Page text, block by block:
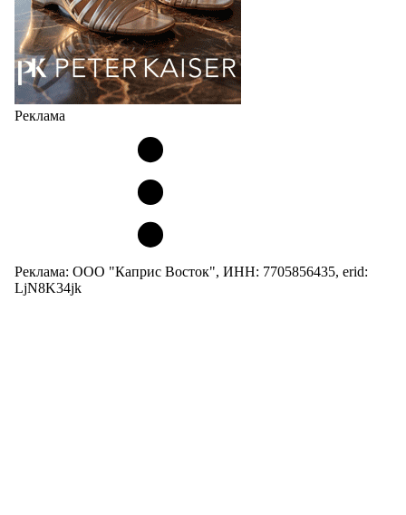
Реклама
Реклама: ООО "Каприс Восток", ИНН: 7705856435, erid:
LjN8K34jk